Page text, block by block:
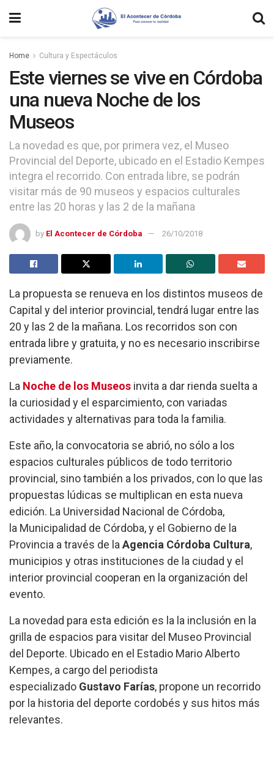
Home Cultura y Espectáculos
Este viernes se vive en Córdoba
una nueva Noche de los
Museos
La novedad es que, por primera vez, el Museo
Provincial del Deporte, ubicado en el Estadio Kempes
integra el recorrido. Con entrada libre, se podrán
visitar más de 90 museos y espacios culturales
entre las 20 horas y las 2 de la mañana
by El Acontecer de Córdoba 26/10/2018
La propuesta se renueva en los distintos museos de
Capital y del interior provincial, tendrá lugar entre las
20 y las 2 de la mañana. Los recorridos son con
entrada libre y gratuita, y no es necesario inscribirse
previamente.
La Noche de los Museos invita a dar rienda suelta a
la curiosidad y el esparcimiento, con variadas
actividades y alternativas para toda la familia.
Este año, la convocatoria se abrió, no sólo a los
espacios culturales públicos de todo territorio
provincial, sino también a los privados, con lo que las
propuestas lúdicas se multiplican en esta nueva
edición. La Universidad Nacional de Córdoba,
la Municipalidad de Córdoba, y el Gobierno de la
Provincia a través de la Agencia Córdoba Cultura,
municipios y otras instituciones de la ciudad y el
interior provincial cooperan en la organización del
evento.
La novedad para esta edición es la la inclusión en la
grilla de espacios para visitar del Museo Provincial
del Deporte. Ubicado en el Estadio Mario Alberto
Kempes, a cargo del periodista
especializado Gustavo Farías, propone un recorrido
por la historia del deporte cordobés y sus hitos más
relevantes.